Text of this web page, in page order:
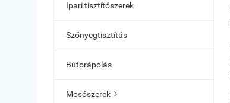
Ipari tisztítószerek
Szőnyegtisztítás
Bútorápolás
Mosószerek 